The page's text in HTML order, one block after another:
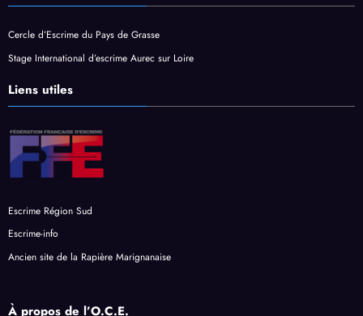
Cercle d’Escrime du Pays de Grasse
Stage International d’escrime Aurec sur Loire
Liens utiles
Escrime Région Sud
Escrime-info
Ancien site de la Rapière Marignanaise
À propos de l’O.C.E.